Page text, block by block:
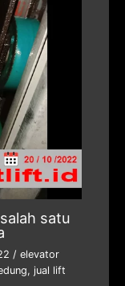
satu
/elevator
, jual lift